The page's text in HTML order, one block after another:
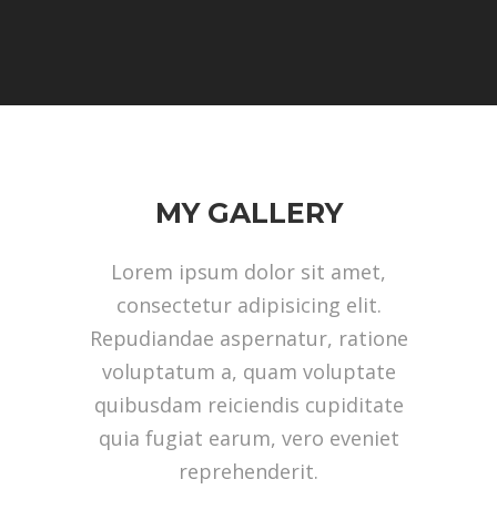
MY GALLERY
Lorem ipsum dolor sit amet,
consectetur adipisicing elit.
Repudiandae aspernatur, ratione
voluptatum a, quam voluptate
quibusdam reiciendis cupiditate
quia fugiat earum, vero eveniet
reprehenderit.